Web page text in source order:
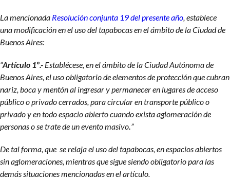
La mencionada Resolución conjunta 19 del presente año, establece
una modificación en el uso del tapabocas en el ámbito de la Ciudad de
Buenos Aires:
“Artículo 1º.- Establécese, en el ámbito de la Ciudad Autónoma de
Buenos Aires, el uso obligatorio de elementos de protección que cubran
nariz, boca y mentón al ingresar y permanecer en lugares de acceso
público o privado cerrados, para circular en transporte público o
privado y en todo espacio abierto cuando exista aglomeración de
personas o se trate de un evento masivo.”
De tal forma, que se relaja el uso del tapabocas, en espacios abiertos
sin aglomeraciones, mientras que sigue siendo obligatorio para las
demás situaciones mencionadas en el artículo.